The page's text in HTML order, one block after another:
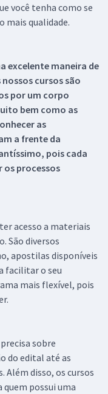
você tenha como se
mais qualidade.
excelente maneira de
cursos são
por um corpo
bem como as
as
a frente da
pois cada
os processos
acesso a materiais
São diversos
apostilas disponíveis
facilitar o seu
mais flexível, pois
sobre
do edital até as
Além disso, os cursos
quem possui uma